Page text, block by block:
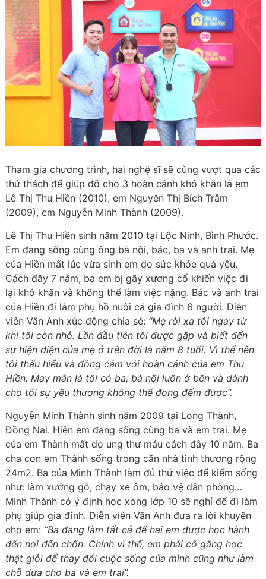
Tham gia chương trình, hai nghệ sĩ sẽ cùng vượt qua các
thử thách để giúp đỡ cho 3 hoàn cảnh khó khăn là em
Lê Thị Thu Hiền (2010), em Nguyễn Thị Bích Trâm
(2009), em Nguyễn Minh Thành (2009).
Lê Thị Thu Hiền sinh năm 2010 tại Lộc Ninh, Bình Phước.
Em đang sống cùng ông bà nội, bác, ba và anh trai. Mẹ
của Hiền mất lúc vừa sinh em do sức khỏe quá yếu.
Cách đây 7 năm, ba em bị gãy xương cổ khiến việc đi
lại khó khăn và không thể làm việc nặng. Bác và anh trai
của Hiền đi làm phụ hồ nuôi cả gia đình 6 người. Diễn
viên Văn Anh xúc động chia sẻ: “Mẹ rời xa tôi ngay từ
khi tôi còn nhỏ. Lần đầu tiên tôi được gặp và biết đến
sự hiện diện của mẹ ở trên đời là năm 8 tuổi. Vì thế nên
tôi thấu hiểu và đồng cảm với hoàn cảnh của em Thu
Hiền. May mắn là tôi có ba, bà nội luôn ở bên và dành
cho tôi sự yêu thương không thể đong đếm được”.
Nguyễn Minh Thành sinh năm 2009 tại Long Thành,
Đồng Nai. Hiện em đang sống cùng ba và em trai. Mẹ
của em Thành mất do ung thư máu cách đây 10 năm. Ba
cha con em Thành sống trong căn nhà tình thương rộng
24m2. Ba của Minh Thành làm đủ thứ việc để kiếm sống
như: làm xưởng gỗ, chạy xe ôm, bảo vệ dân phòng…
Minh Thành có ý định học xong lớp 10 sẽ nghỉ để đi làm
phụ giúp gia đình. Diễn viên Văn Anh đưa ra lời khuyên
cho em: “Ba đang làm tất cả để hai em được học hành
đến nơi đến chốn. Chính vì thế, em phải cố gắng học
thật giỏi để thay đổi cuộc sống của mình cũng như làm
chỗ dựa cho ba và em trai”.